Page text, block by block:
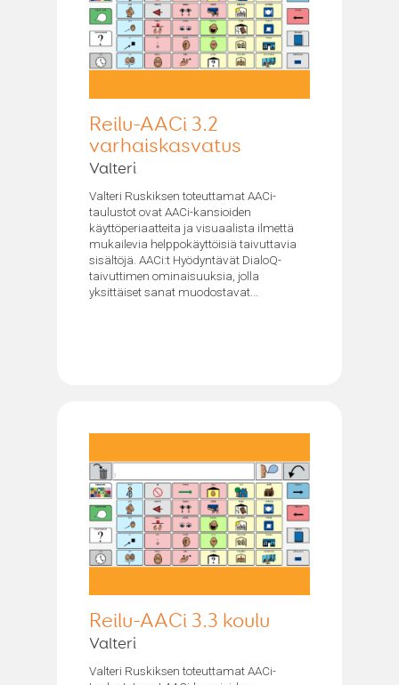
Reilu-AACi 3.2
varhaiskasvatus
Valteri
Valteri Ruskiksen toteuttamat AACi-
taulustot ovat AACi-kansioiden
käyttöperiaatteita ja visuaalista ilmettä
mukailevia helppokäyttöisiä taivuttavia
sisältöjä. AACi:t Hyödyntävät DialoQ-
taivuttimen ominaisuuksia, jolla
yksittäiset sanat muodostavat...
Reilu-AACi 3.3 koulu
Valteri
Valteri Ruskiksen toteuttamat AACi-